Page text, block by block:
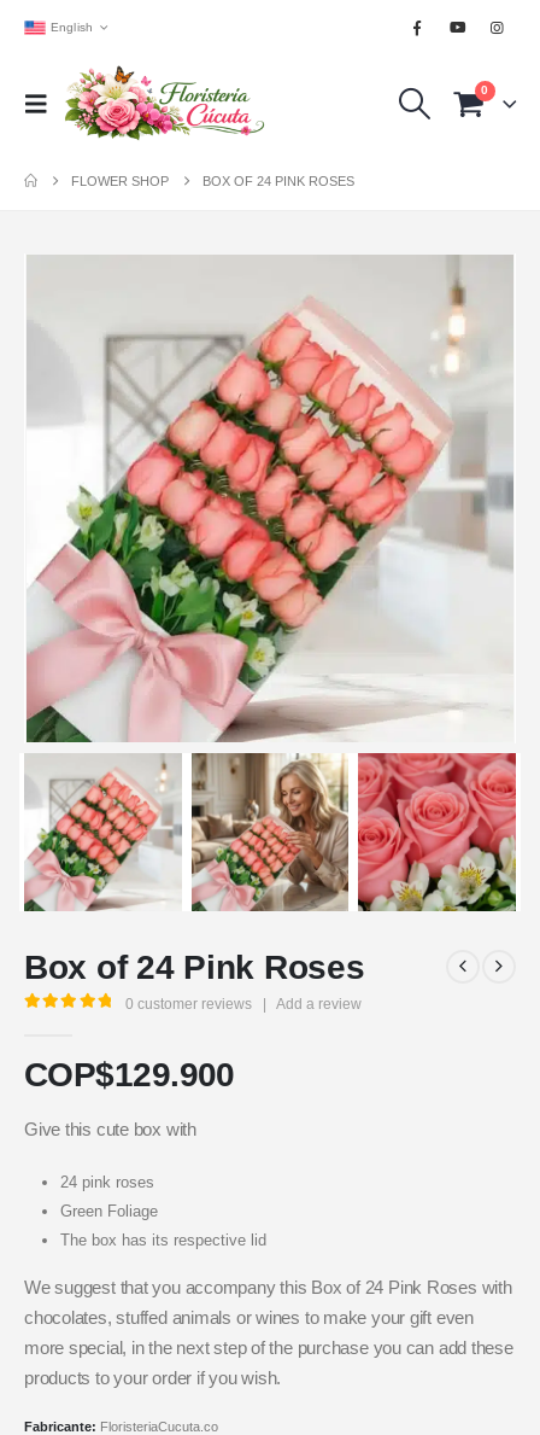
English
0
FLOWER SHOP BOX OF 24 PINK ROSES
Box of 24 Pink Roses
0 customer reviews | Add a review
COP$129.900
Give this cute box with
24 pink roses
Green Foliage
The box has its respective lid
We suggest that you accompany this Box of 24 Pink Roses with
chocolates, stuffed animals or wines to make your gift even
more special, in the next step of the purchase you can add these
products to your order if you wish.
Fabricante: FloristeriaCucuta.co